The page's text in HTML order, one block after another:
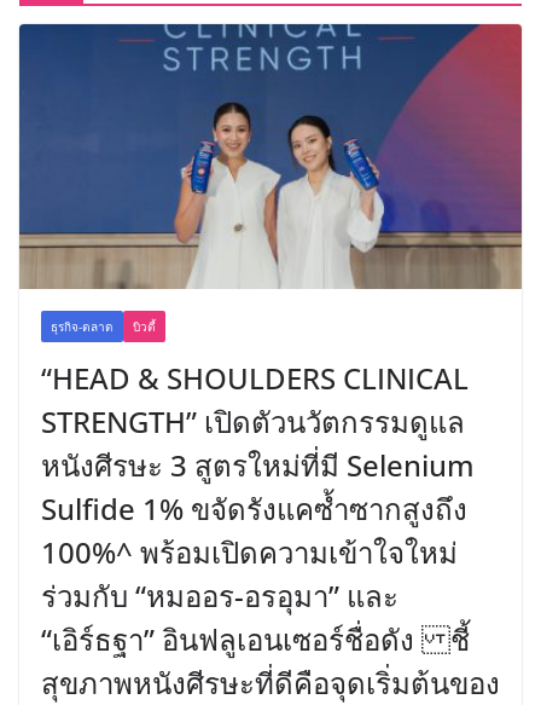
ธุรกิจ-ตลาด บิวตี้
“HEAD & SHOULDERS CLINICAL
STRENGTH” เปิดตัวนวัตกรรมดูแล
หนังศีรษะ 3 สูตรใหม่ที่มี Selenium
Sulfide 1% ขจัดรังแคซ้ำซากสูงถึง
100%^ พร้อมเปิดความเข้าใจใหม่
ร่วมกับ “หมออร-อรอุมา” และ
“เอิร์ธฐา” อินฟลูเอนเซอร์ชื่อดัง ชี้
สุขภาพหนังศีรษะที่ดีคือจุดเริ่มต้นของ